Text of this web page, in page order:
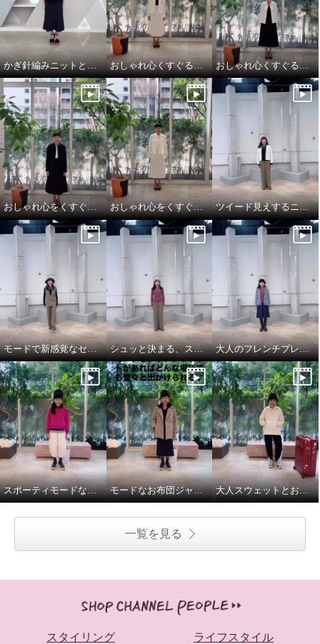
かぎ針編みニットとデニムを大人仕様にアップデート おしゃれ心くすぐるオケージョンスタイル おしゃれ心くすぐるオケージョンスタイル
おしゃれ心をくすぐるオケージョンスタイル おしゃれ心をくすぐるオケージョンスタイル ツイード見えするニットカーディガンは、大人のトラッドモード
モードで新感覚なセットアップスタイル シュッと決まる、スマートなパンツルック 大人のフレンチプレッピーが新トレンド
スポーティモードな冬のお出かけスタイル モードなお布団ジャケットと大人パーカで気分上々♪ 大人スウェットとお布団ジャケットで、旅慣れた冬旅行コーデ
一覧を見る
スタイリング ライフスタイル